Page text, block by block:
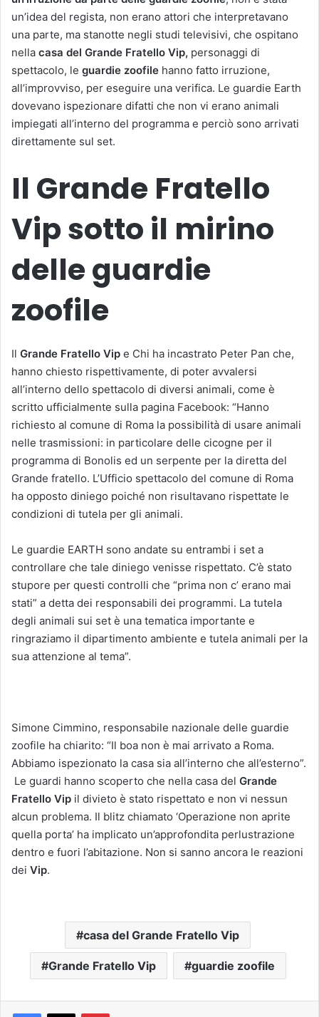
un’idea del regista, non erano attori che interpretavano
una parte, ma stanotte negli studi televisivi, che ospitano
nella casa del Grande Fratello Vip, personaggi di
spettacolo, le guardie zoofile hanno fatto irruzione,
all’improvviso, per eseguire una verifica. Le guardie Earth
dovevano ispezionare difatti che non vi erano animali
impiegati all’interno del programma e perciò sono arrivati
direttamente sul set.
Il Grande Fratello
Vip sotto il mirino
delle guardie
zoofile
Il Grande Fratello Vip e Chi ha incastrato Peter Pan che,
hanno chiesto rispettivamente, di poter avvalersi
all’interno dello spettacolo di diversi animali, come è
scritto ufficialmente sulla pagina Facebook: “Hanno
richiesto al comune di Roma la possibilità di usare animali
nelle trasmissioni: in particolare delle cicogne per il
programma di Bonolis ed un serpente per la diretta del
Grande fratello. L’Ufficio spettacolo del comune di Roma
ha opposto diniego poiché non risultavano rispettate le
condizioni di tutela per gli animali.
Le guardie EARTH sono andate su entrambi i set a
controllare che tale diniego venisse rispettato. C’è stato
stupore per questi controlli che “prima non c’ erano mai
stati” a detta dei responsabili dei programmi. La tutela
degli animali sui set è una tematica importante e
ringraziamo il dipartimento ambiente e tutela animali per la
sua attenzione al tema”.
Simone Cimmino, responsabile nazionale delle guardie
zoofile ha chiarito: “Il boa non è mai arrivato a Roma.
Abbiamo ispezionato la casa sia all’interno che all’esterno”.
Le guardi hanno scoperto che nella casa del Grande
Fratello Vip il divieto è stato rispettato e non vi nessun
alcun problema. Il blitz chiamato ‘Operazione non aprite
quella porta’ ha implicato un’approfondita perlustrazione
dentro e fuori l’abitazione. Non si sanno ancora le reazioni
dei Vip.
casa del Grande Fratello Vip
Grande Fratello Vip guardie zoofile
Pinterest